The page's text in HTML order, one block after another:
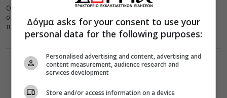
Ο Μητροπολίτης Πρεβέζης κ. Χρυσόστομος ευχαρίστησε με
συγκινητικούς λόγους τους Αρχιερείς τον Ιερό Κλήρο και τον
πιστό λαό για...
Δόγμα asks for your consent to use your
personal data for the following purposes:
Personalised advertising and content, advertising and
content measurement, audience research and
services development
Store and/or access information on a device